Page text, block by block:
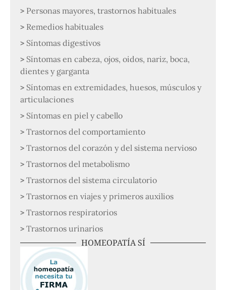
Personas mayores, trastornos habituales
Remedios habituales
Síntomas digestivos
Síntomas en cabeza, ojos, oidos, nariz, boca,
dientes y garganta
Síntomas en extremidades, huesos, músculos y
articulaciones
Síntomas en piel y cabello
Trastornos del comportamiento
Trastornos del corazón y del sistema nervioso
Trastornos del metabolismo
Trastornos del sistema circulatorio
Trastornos en viajes y primeros auxilios
Trastornos respiratorios
Trastornos urinarios
HOMEOPATÍA SÍ